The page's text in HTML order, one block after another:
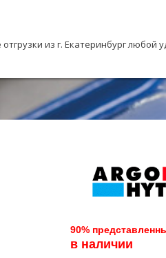
отгрузки из г. Екатеринбург любой
90%
в наличии